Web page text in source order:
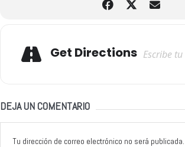
Get Directions
DEJA UN COMENTARIO
Tu dirección de correo electrónico no será publicada.